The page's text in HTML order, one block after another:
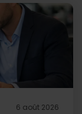
6 août 2026